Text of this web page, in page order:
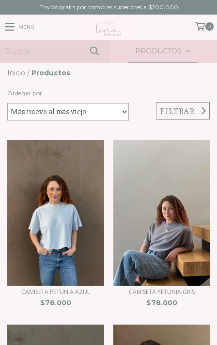
Envíos gratis por compras superiores a $200.000
MENÚ 0
PRODUCTOS
Inicio / Productos
Ordenar por
FILTRAR
CAMISETA PETUNIA AZUL
$78.000
CAMISETA PETUNIA GRIS
$78.000